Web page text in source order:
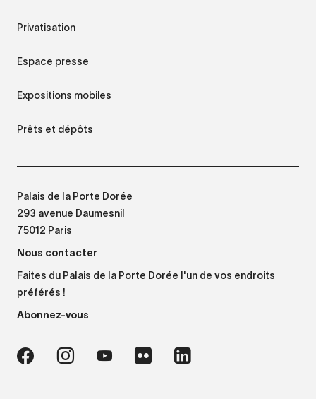
Privatisation
Espace presse
Expositions mobiles
Prêts et dépôts
Palais de la Porte Dorée
293 avenue Daumesnil
75012 Paris
Nous contacter
Faites du Palais de la Porte Dorée l'un de vos endroits
préférés !
Abonnez-vous